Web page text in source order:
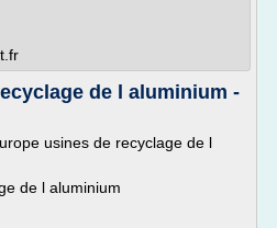
de l aluminium -
usines de recyclage de l
de l aluminium